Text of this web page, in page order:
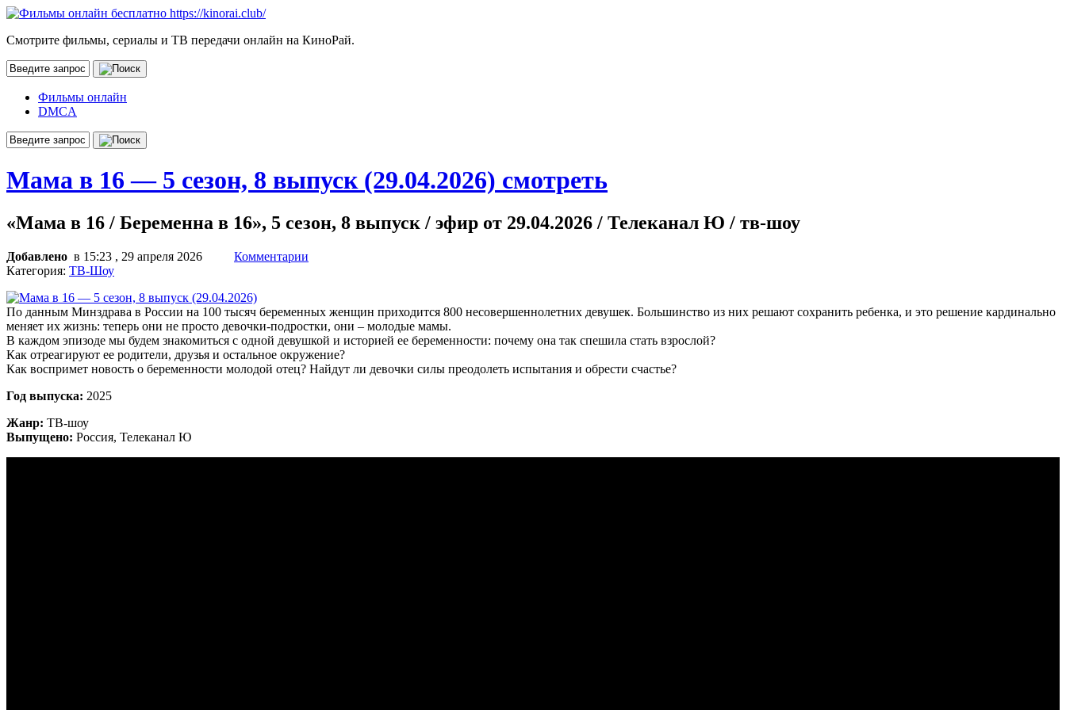
Смотрите фильмы, сериалы и ТВ передачи онлайн на КиноРай.
Фильмы онлайн
DMCA
Мама в 16 — 5 сезон, 8 выпуск (29.04.2026) смотреть
«Мама в 16 / Беременна в 16», 5 сезон, 8 выпуск / эфир от 29.04.2026 / Телеканал Ю / тв-шоу
Добавлено в 15:23 , 29 апреля 2026
Комментарии
Категория: ТВ-Шоу
По данным Минздрава в России на 100 тысяч беременных женщин приходится 800 несовершеннолетних девушек. Большинство из них решают сохранить ребенка, и это решение кардинально
меняет их жизнь: теперь они не просто девочки-подростки, они – молодые мамы.
В каждом эпизоде мы будем знакомиться с одной девушкой и историей ее беременности: почему она так спешила стать взрослой?
Как отреагируют ее родители, друзья и остальное окружение?
Как воспримет новость о беременности молодой отец? Найдут ли девочки силы преодолеть испытания и обрести счастье?
Год выпуска: 2025
Жанр: ТВ-шоу
Выпущено: Россия, Телеканал Ю